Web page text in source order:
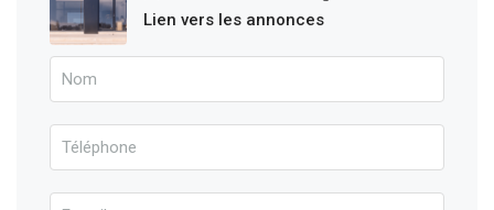
Lien vers les annonces